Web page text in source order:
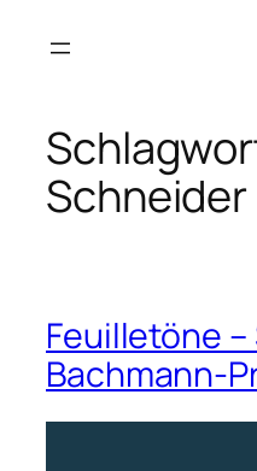
Inhalt
Schneider
Feuilletöne –
Bachmann-